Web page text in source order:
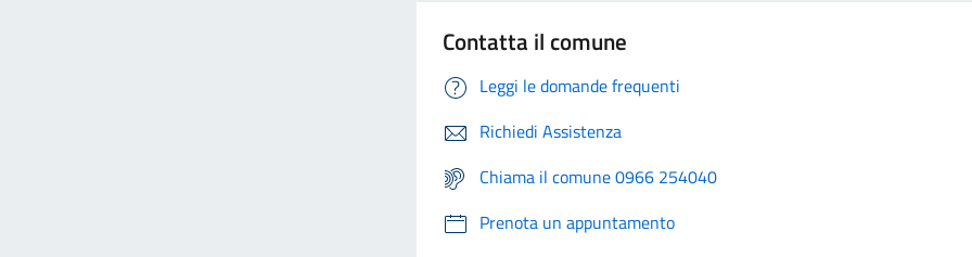
Contatta il comune
Leggi le domande frequenti
Richiedi Assistenza
Chiama il comune 0966 254040
Prenota un appuntamento